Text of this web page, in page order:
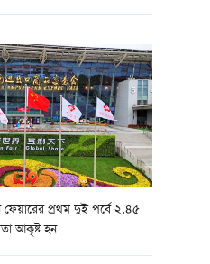
প্রথম দুই পর্বে ২.৪৫
আকৃষ্ট হন